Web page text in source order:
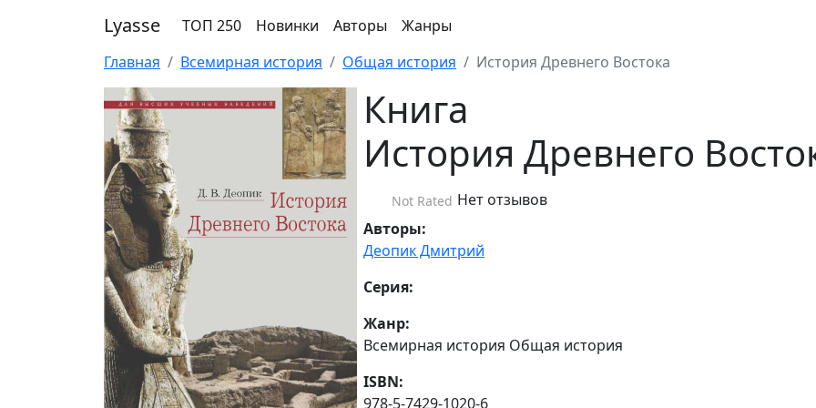
Lyasse ТОП 250 Новинки Авторы Жанры
Главная
Всемирная история Общая история История Древнего Востока
Книга
История Древнего
Not Rated Нет отзывов
Авторы:
Деопик Дмитрий
Серия:
Жанр:
Всемирная история Общая история
ISBN:
978-5-7429-1020-6